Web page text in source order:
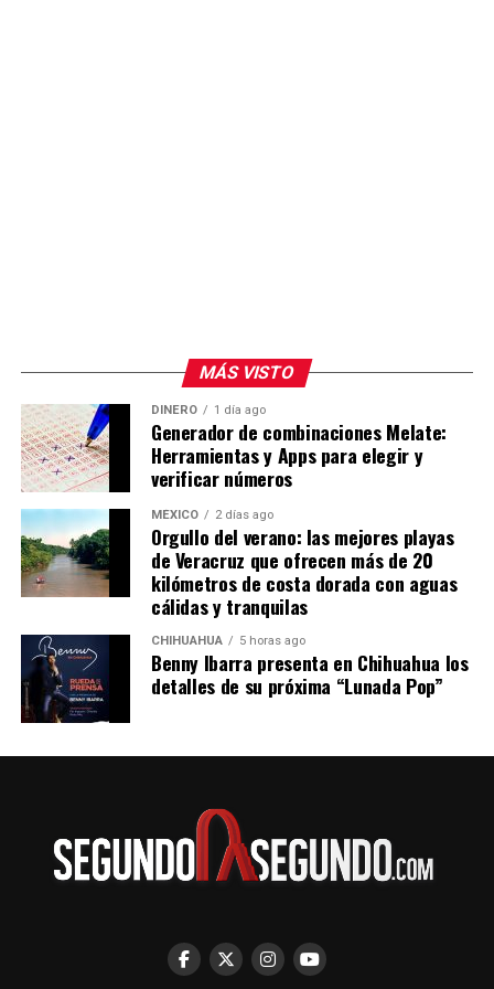
MÁS VISTO
DINERO 1 día ago
Generador de combinaciones Melate:
Herramientas y Apps para elegir y
verificar números
MÉXICO 2 días ago
Orgullo del verano: las mejores playas
de Veracruz que ofrecen más de 20
kilómetros de costa dorada con aguas
cálidas y tranquilas
CHIHUAHUA 5 horas ago
Benny Ibarra presenta en Chihuahua los
detalles de su próxima “Lunada Pop”